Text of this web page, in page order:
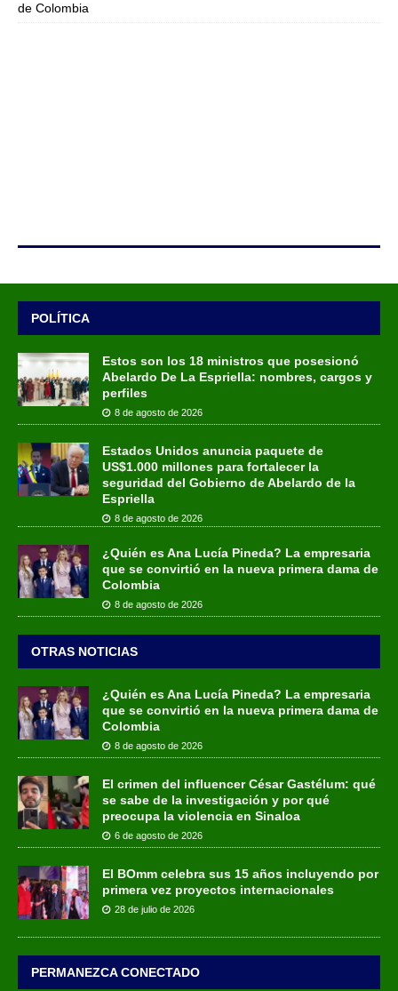
de Colombia
POLÍTICA
Estos son los 18 ministros que posesionó
Abelardo De La Espriella: nombres, cargos y
perfiles
8 de agosto de 2026
Estados Unidos anuncia paquete de
US$1.000 millones para fortalecer la
seguridad del Gobierno de Abelardo de la
Espriella
8 de agosto de 2026
¿Quién es Ana Lucía Pineda? La empresaria
que se convirtió en la nueva primera dama de
Colombia
8 de agosto de 2026
OTRAS NOTICIAS
¿Quién es Ana Lucía Pineda? La empresaria
que se convirtió en la nueva primera dama de
Colombia
8 de agosto de 2026
El crimen del influencer César Gastélum: qué
se sabe de la investigación y por qué
preocupa la violencia en Sinaloa
6 de agosto de 2026
El BOmm celebra sus 15 años incluyendo por
primera vez proyectos internacionales
28 de julio de 2026
PERMANEZCA CONECTADO